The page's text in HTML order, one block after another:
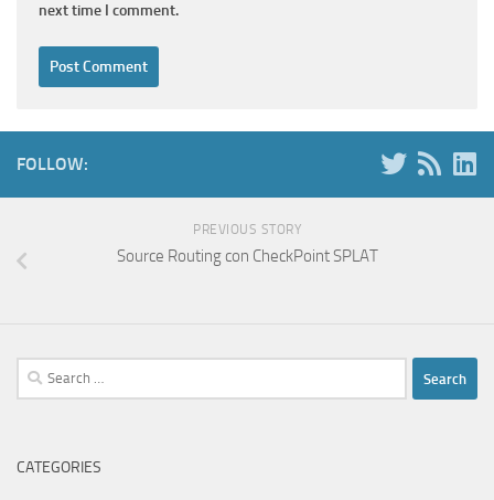
next time I comment.
FOLLOW:
PREVIOUS STORY
Source Routing con CheckPoint SPLAT
Search
for:
CATEGORIES